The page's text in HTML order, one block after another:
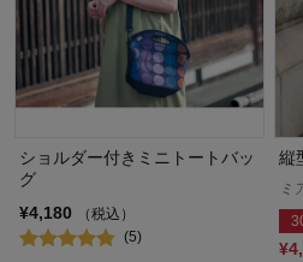
ショルダー付きミニトートバッ
グ
¥4,180
（税込）
(5)
縦
ミ